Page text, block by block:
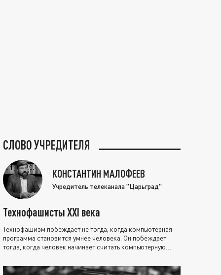
СЛОВО УЧРЕДИТЕЛЯ
КОНСТАНТИН МАЛОФЕЕВ
Учредитель телеканала "Царьград"
Технофашисты XXI века
Технофашизм побеждает не тогда, когда компьютерная
программа становится умнее человека. Он побеждает
тогда, когда человек начинает считать компьютерную